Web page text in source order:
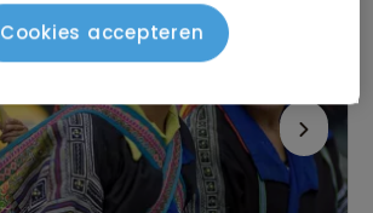
Cookies accepteren